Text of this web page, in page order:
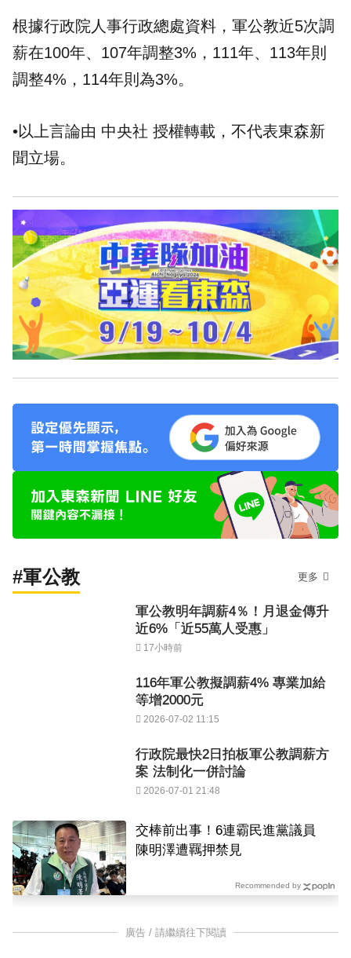
根據行政院人事行政總處資料，軍公教近5次調
薪在100年、107年調整3%，111年、113年則
調整4%，114年則為3%。
•以上言論由 中央社 授權轉載，不代表東森新
聞立場。
#軍公教 更多
軍公教明年調薪4％！月退金傳升
近6%「近55萬人受惠」
17小時前
116年軍公教擬調薪4% 專業加給
等增2000元
2026-07-02 11:15
行政院最快2日拍板軍公教調薪方
案 法制化一併討論
2026-07-01 21:48
交棒前出事！6連霸民進黨議員
陳明澤遭羈押禁見
Recommended by
廣告 / 請繼續往下閱讀